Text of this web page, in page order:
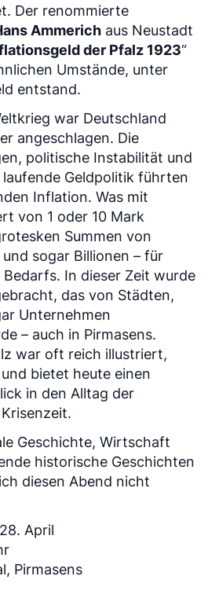
Der renommierte
Ammerich aus Neustadt
der Pfalz 1923“
Umstände, unter
entstand.
war Deutschland
angeschlagen. Die
politische Instabilität und
laufende Geldpolitik führten
Inflation. Was mit
von 1 oder 10 Mark
Summen von
sogar Billionen – für
In dieser Zeit wurde
das von Städten,
Unternehmen
– auch in Pirmasens.
war oft reich illustriert,
bietet heute einen
in den Alltag der
Geschichte, Wirtschaft
historische Geschichten
diesen Abend nicht
April
Pirmasens